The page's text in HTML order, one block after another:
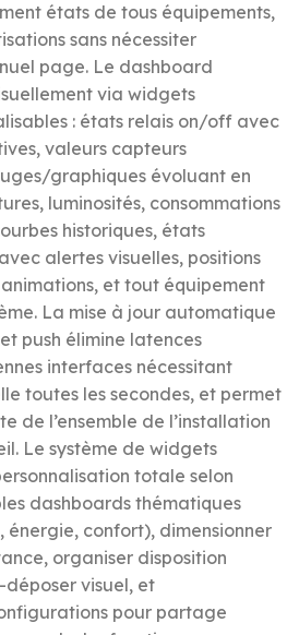
états de tous équipements,
sans nécessiter
page. Le dashboard
via widgets
: états relais on/off avec
valeurs capteurs
graphiques évoluant en
luminosités, consommations
historiques, états
alertes visuelles, positions
et tout équipement
La mise à jour automatique
push élimine latences
interfaces nécessitant
toutes les secondes, et permet
de l’ensemble de l’installation
Le système de widgets
totale selon
dashboards thématiques
énergie, confort), dimensionner
organiser disposition
visuel, et
pour partage